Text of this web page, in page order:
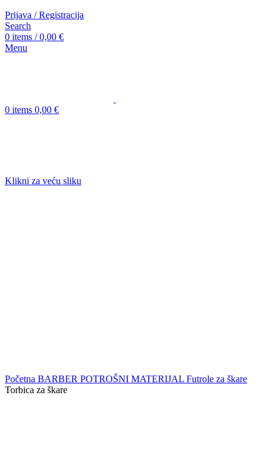
Prijava / Registracija
Search
0 items / 0,00 €
Menu
0 items 0,00 €
Klikni za veću sliku
Početna BARBER POTROŠNI MATERIJAL Futrole za škare
Torbica za škare